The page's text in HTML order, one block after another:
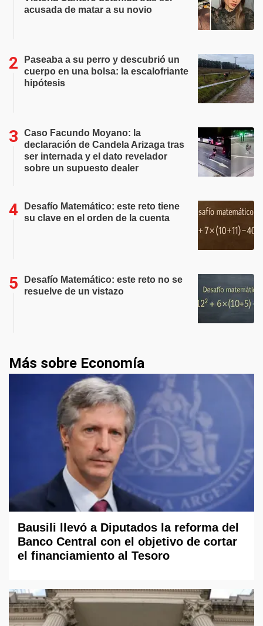
acusada de matar a su novio
Paseaba a su perro y descubrió un
cuerpo en una bolsa: la escalofriante
hipótesis
Caso Facundo Moyano: la
declaración de Candela Arizaga tras
ser internada y el dato revelador
sobre un supuesto dealer
Desafío Matemático: este reto tiene
su clave en el orden de la cuenta
Desafío Matemático: este reto no se
resuelve de un vistazo
Más sobre Economía
Bausili llevó a Diputados la reforma del
Banco Central con el objetivo de cortar
el financiamiento al Tesoro